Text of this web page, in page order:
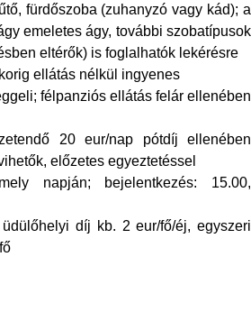
fürdőszoba (zuhanyzó vagy kád); a
emeletes ágy, további szobatípusok
eltérők) is foglalhatók lekérésre
ellátás nélkül ingyenes
félpanziós ellátás felár ellenében
20 eur/nap pótdíj ellenében
előzetes egyeztetéssel
napján; bejelentkezés: 15.00,
üdülőhelyi díj kb. 2 eur/fő/éj, egyszeri